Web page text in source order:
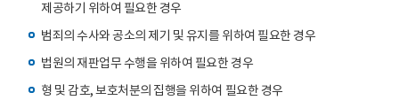
제공하기 위하여 필요한 경우
범죄의 수사와 공소의 제기 및 유지를 위하여 필요한 경우
법원의 재판업무 수행을 위하여 필요한 경우
형 및 감호, 보호처분의 집행을 위하여 필요한 경우